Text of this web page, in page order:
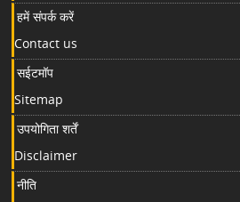
हमें संपर्क करें
Contact us
सईटमॉप
Sitemap
उपयोगिता शर्तें
Disclaimer
नीति